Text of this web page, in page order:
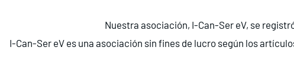
Nuestra asociación, I-Can-Ser eV, se
I-Can-Ser eV es una asociación sin fines de lucro según los